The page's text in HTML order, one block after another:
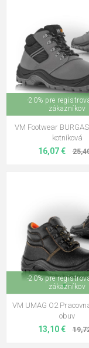
CXS
-20% pre
zákazníkov
VM Footwear
kotníková
16,07 €
-20% pre
zákazníkov
VM UMAG O2
obuv
13,10 €